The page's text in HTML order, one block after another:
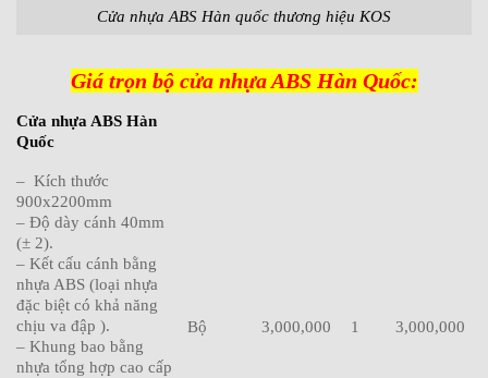
Cửa nhựa ABS Hàn quốc thương hiệu KOS
Giá trọn bộ cửa nhựa ABS Hàn Quốc:
Cửa nhựa ABS Hàn
Quốc
– Kích thước
900x2200mm
– Độ dày cánh 40mm
(± 2).
– Kết cấu cánh bằng
nhựa ABS (loại nhựa
đặc biệt có khả năng
chịu va đập ).
– Khung bao bằng
nhựa tổng hợp cao cấp
Bộ 3,000,000 1 3,000,000